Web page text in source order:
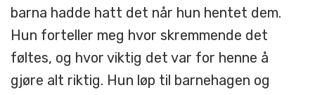
barna hadde hatt det når hun hentet dem.
Hun forteller meg hvor skremmende det
føltes, og hvor viktig det var for henne å
gjøre alt riktig. Hun løp til barnehagen og